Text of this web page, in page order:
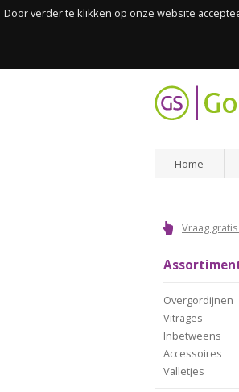
Door verder te klikken op onze website
Home
Vraag
Overgordijnen
Vitrages
Inbetweens
Accessoires
Valletjes